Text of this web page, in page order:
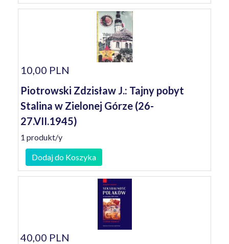
10,00 PLN
Piotrowski Zdzisław J.: Tajny pobyt
Stalina w Zielonej Górze (26-
27.VII.1945)
1 produkt/y
Dodaj do Koszyka
40,00 PLN